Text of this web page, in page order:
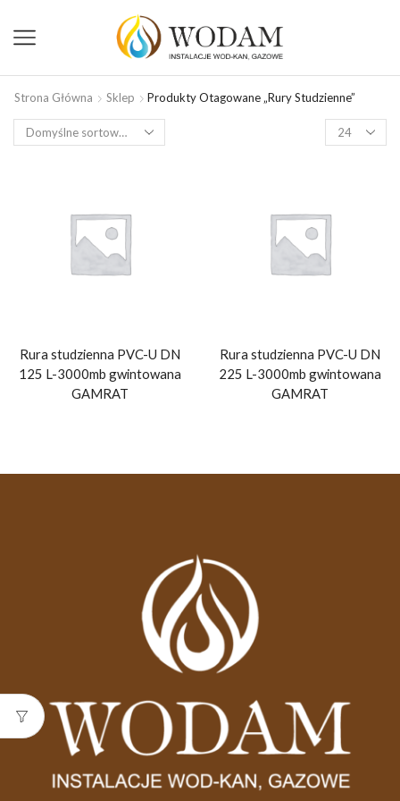
Strona Główna Sklep Produkty Otagowane „rury Studzienne”
Rura studzienna PVC-U DN
125 L-3000mb gwintowana
GAMRAT
Rura studzienna PVC-U DN
225 L-3000mb gwintowana
GAMRAT